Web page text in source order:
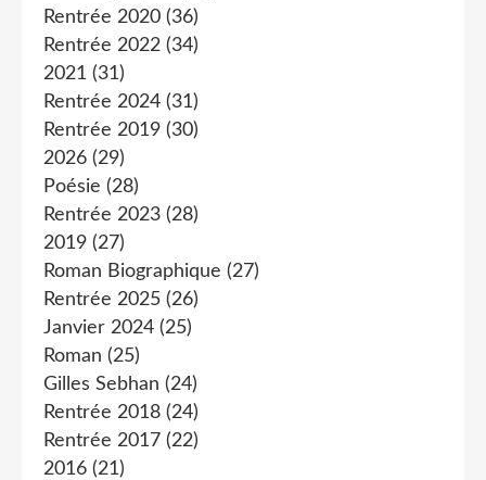
Rentrée 2020 (36)
Rentrée 2022 (34)
2021 (31)
Rentrée 2024 (31)
Rentrée 2019 (30)
2026 (29)
Poésie (28)
Rentrée 2023 (28)
2019 (27)
Roman Biographique (27)
Rentrée 2025 (26)
Janvier 2024 (25)
Roman (25)
Gilles Sebhan (24)
Rentrée 2018 (24)
Rentrée 2017 (22)
2016 (21)